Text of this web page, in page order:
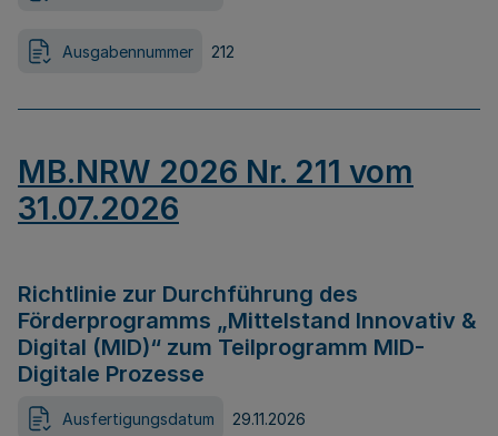
Ausgabennummer 212
MB.NRW 2026 Nr. 211 vom
31.07.2026
Richtlinie zur Durchführung des
Förderprogramms „Mittelstand Innovativ &
Digital (MID)“ zum Teilprogramm MID-
Digitale Prozesse
Ausfertigungsdatum 29.11.2026